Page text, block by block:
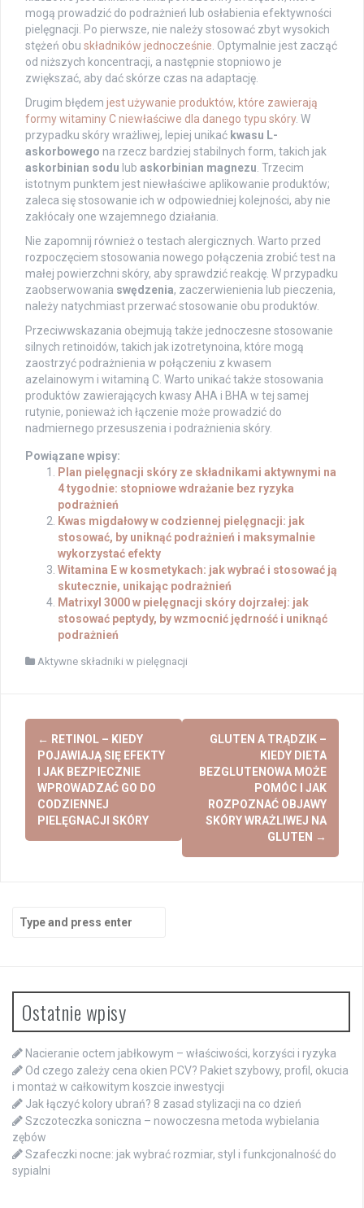
mogą prowadzić do podrażnień lub osłabienia efektywności
pielęgnacji. Po pierwsze, nie należy stosować zbyt wysokich
stężeń obu składników jednocześnie . Optymalnie jest zacząć
od niższych koncentracji, a następnie stopniowo je
zwiększać, aby dać skórze czas na adaptację.
Drugim błędem jest używanie produktów, które zawierają
formywitaminy C niewłaściwe dla danego typu skóry. W
przypadku skóry wrażliwej, lepiej unikać kwasu L-
askorbowego na rzecz bardziej stabilnych form, takich jak
askorbinian sodu lub askorbinian magnezu . Trzecim
istotnym punktem jest niewłaściwe aplikowanie produktów;
zaleca się stosowanie ich w odpowiedniej kolejności, aby nie
zakłócały one wzajemnego działania.
Nie zapomnij również o testach alergicznych. Warto przed
rozpoczęciem stosowania nowego połączenia zrobić test na
małej powierzchni skóry, aby sprawdzić reakcję. W przypadku
zaobserwowania swędzenia, zaczerwienienia lub pieczenia,
należy natychmiast przerwać stosowanie obu produktów.
Przeciwwskazania obejmują także jednoczesne stosowanie
silnych retinoidów, takich jak izotretynoina, które mogą
zaostrzyć podrażnienia w połączeniu z kwasem
azelainowym i witaminą C. Warto unikać także stosowania
produktów zawierających kwasy AHA i BHA w tej samej
rutynie, ponieważ ich łączenie może prowadzić do
nadmiernego przesuszenia i podrażnienia skóry.
Powiązane wpisy:
Plan pielęgnacji skóry ze składnikami aktywnymi na
4 tygodnie: stopniowe wdrażanie bez ryzyka
podrażnień
Kwas migdałowy w codziennej pielęgnacji: jak
stosować, by uniknąć podrażnień i maksymalnie
wykorzystać efekty
Witamina E w kosmetykach: jak wybrać i stosować ją
skutecznie, unikając podrażnień
Matrixyl 3000 w pielęgnacji skóry dojrzałej: jak
stosować peptydy, by wzmocnić jędrność i uniknąć
podrażnień
Aktywne składniki w pielęgnacji
Post
navigation
← RETINOL – KIEDY
POJAWIAJĄ SIĘ EFEKTY
I JAK BEZPIECZNIE
WPROWADZAĆ GO DO
CODZIENNEJ
PIELĘGNACJI SKÓRY
GLUTEN A TRĄDZIK –
KIEDY DIETA
BEZGLUTENOWA MOŻE
POMÓC I JAK
ROZPOZNAĆ OBJAWY
SKÓRY WRAŻLIWEJ NA
GLUTEN →
for:
Ostatnie wpisy
Nacieranie octem jabłkowym – właściwości, korzyści i ryzyka
Od czego zależy cena okien PCV? Pakiet szybowy, profil, okucia
i montaż w całkowitym koszcie inwestycji
Jak łączyć kolory ubrań? 8 zasad stylizacji na co dzień
Szczoteczka soniczna – nowoczesna metoda wybielania
zębów
Szafeczki nocne: jak wybrać rozmiar, styl i funkcjonalność do
sypialni